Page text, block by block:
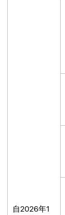
自2026年1